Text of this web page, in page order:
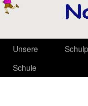
Unsere
Schule